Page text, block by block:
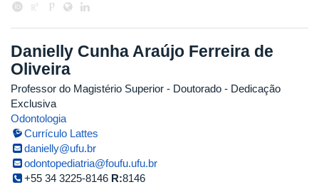
Danielly Cunha Araújo Ferreira de
Oliveira
Professor do Magistério Superior - Doutorado - Dedicação
Exclusiva
Odontologia
Currículo Lattes
danielly@ufu.br
odontopediatria@foufu.ufu.br
+55 34 3225-8146 R:8146